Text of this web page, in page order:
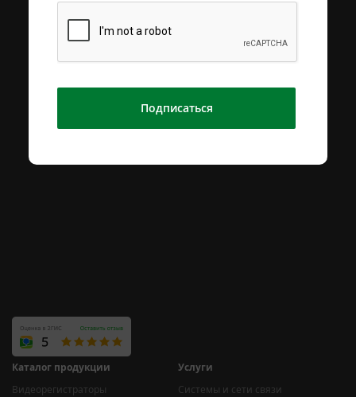
Каталог продукции
Видеорегистраторы
Услуги
Системы и сети связи
Подписаться